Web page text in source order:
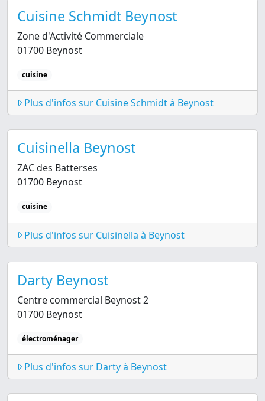
Cuisine Schmidt Beynost
Zone d'Activité Commerciale
01700 Beynost
cuisine
Plus d'infos sur Cuisine Schmidt à Beynost
Cuisinella Beynost
ZAC des Batterses
01700 Beynost
cuisine
Plus d'infos sur Cuisinella à Beynost
Darty Beynost
Centre commercial Beynost 2
01700 Beynost
électroménager
Plus d'infos sur Darty à Beynost